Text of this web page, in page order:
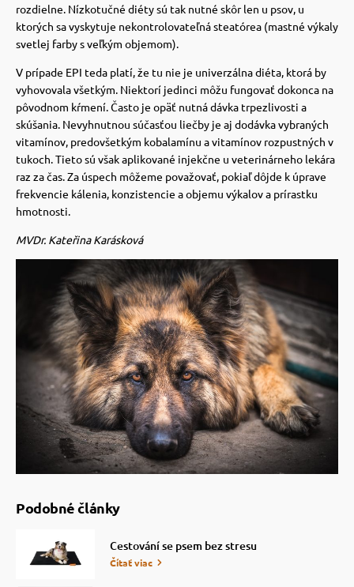
rozdielne. Nízkotučné diéty sú tak nutné skôr len u psov, u
ktorých sa vyskytuje nekontrolovateľná steatórea (mastné výkaly
svetlej farby s veľkým objemom).
V prípade EPI teda platí, že tu nie je univerzálna diéta, ktorá by
vyhovovala všetkým. Niektorí jedinci môžu fungovať dokonca na
pôvodnom kŕmení.Často je opäť nutná dávka trpezlivosti a
skúšania. Nevyhnutnou súčasťou liečby je aj dodávka vybraných
vitamínov, predovšetkým kobalamínu a vitamínov rozpustných v
tukoch.Tieto sú však aplikované injekčne u veterinárneho lekára
raz za čas. Za úspech môžeme považovať, pokiaľ dôjde k úprave
frekvencie kálenia, konzistencie a objemu výkalov a prírastku
hmotnosti.
MVDr. Kateřina Karásková
Podobné články
Cestování se psem bez stresu
Čítať viac